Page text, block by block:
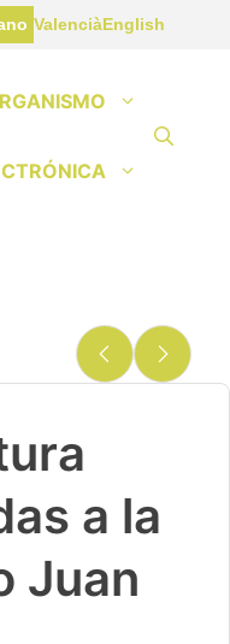
ValenciàEnglish
a la
Juan